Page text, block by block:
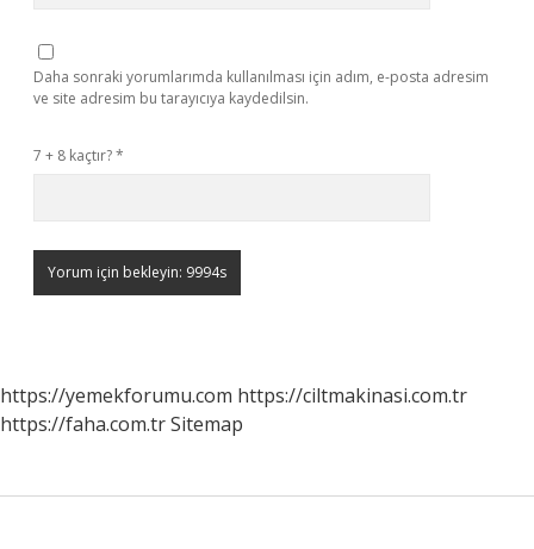
Daha sonraki yorumlarımda kullanılması için adım, e-posta adresim
ve site adresim bu tarayıcıya kaydedilsin.
7 + 8 kaçtır?*
https://yemekforumu.com https://ciltmakinasi.com.tr
https://faha.com.trSitemap